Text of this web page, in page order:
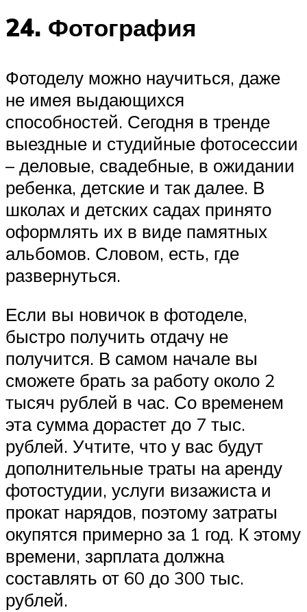
24. Фотография
Фотоделу можно научиться, даже
не имея выдающихся
способностей. Сегодня в тренде
выездные и студийные фотосессии
– деловые, свадебные, в ожидании
ребенка, детские и так далее. В
школах и детских садах принято
оформлять их в виде памятных
альбомов. Словом, есть, где
развернуться.
Если вы новичок в фотоделе,
быстро получить отдачу не
получится. В самом начале вы
сможете брать за работу около 2
тысяч рублей в час. Со временем
эта сумма дорастет до 7 тыс.
рублей. Учтите, что у вас будут
дополнительные траты на аренду
фотостудии, услуги визажиста и
прокат нарядов, поэтому затраты
окупятся примерно за 1 год. К этому
времени, зарплата должна
составлять от 60 до 300 тыс.
рублей.